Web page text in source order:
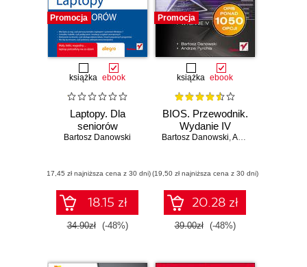
Promocja
książka ebook
Laptopy. Dla
seniorów
Bartosz Danowski
(17,45 zł najniższa cena z 30 dni)
18.15 zł
34.90zł (-48%)
Promocja
książka ebook
BIOS. Przewodnik.
Wydanie IV
Bartosz Danowski,Andrzej Pyrchla
(19,50 zł najniższa cena z 30 dni)
20.28 zł
39.00zł (-48%)